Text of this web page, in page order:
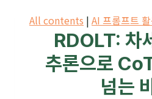
All contents | AI 프롬프트
RDOLT: 차
추론으로
넘는